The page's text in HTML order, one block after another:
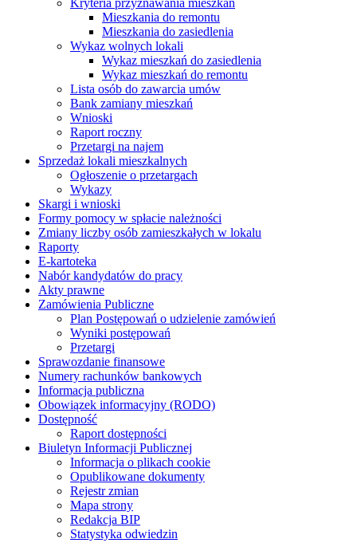
Kryteria przyznawania mieszkań
Mieszkania do remontu
Mieszkania do zasiedlenia
Wykaz wolnych lokali
Wykaz mieszkań do zasiedlenia
Wykaz mieszkań do remontu
Lista osób do zawarcia umów
Bank zamiany mieszkań
Wnioski
Raport roczny
Przetargi na najem
Sprzedaż lokali mieszkalnych
Ogłoszenie o przetargach
Wykazy
Skargi i wnioski
Formy pomocy w spłacie należności
Zmiany liczby osób zamieszkałych w lokalu
Raporty
E-kartoteka
Nabór kandydatów do pracy
Akty prawne
Zamówienia Publiczne
Plan Postępowań o udzielenie zamówień
Wyniki postępowań
Przetargi
Sprawozdanie finansowe
Numery rachunków bankowych
Informacja publiczna
Obowiązek informacyjny (RODO)
Dostępność
Raport dostępności
Biuletyn Informacji Publicznej
Informacja o plikach cookie
Opublikowane dokumenty
Rejestr zmian
Mapa strony
Redakcja BIP
Statystyka odwiedzin